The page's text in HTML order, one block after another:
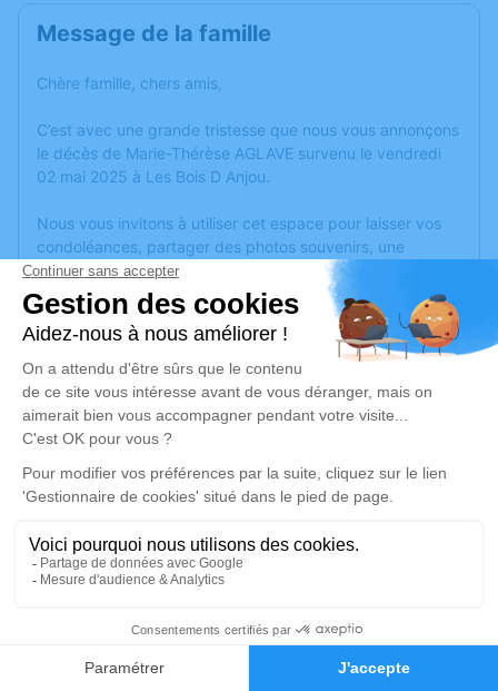
Faire-part Hommages
Message de la famille
Chère famille, chers amis,
C’est avec une grande tristesse que nous vous annonçons
le décès de Marie-Thérèse AGLAVE survenu le vendredi
02 mai 2025 à Les Bois D Anjou.
Nous vous invitons à utiliser cet espace pour laisser vos
condoléances, partager des photos souvenirs, une
anecdote ou exprimer vos pensées à travers des poèmes
ou des textes. Cet endroit est un lieu d'expression dédié à
honorer la mémoire de Marie-Thérèse AGLAVE.
Un service de plantation d’arbre hommage estdisponible
ici.
mercredi 07 mai 2025 à 10h00
Église de Brion
49250 Brion